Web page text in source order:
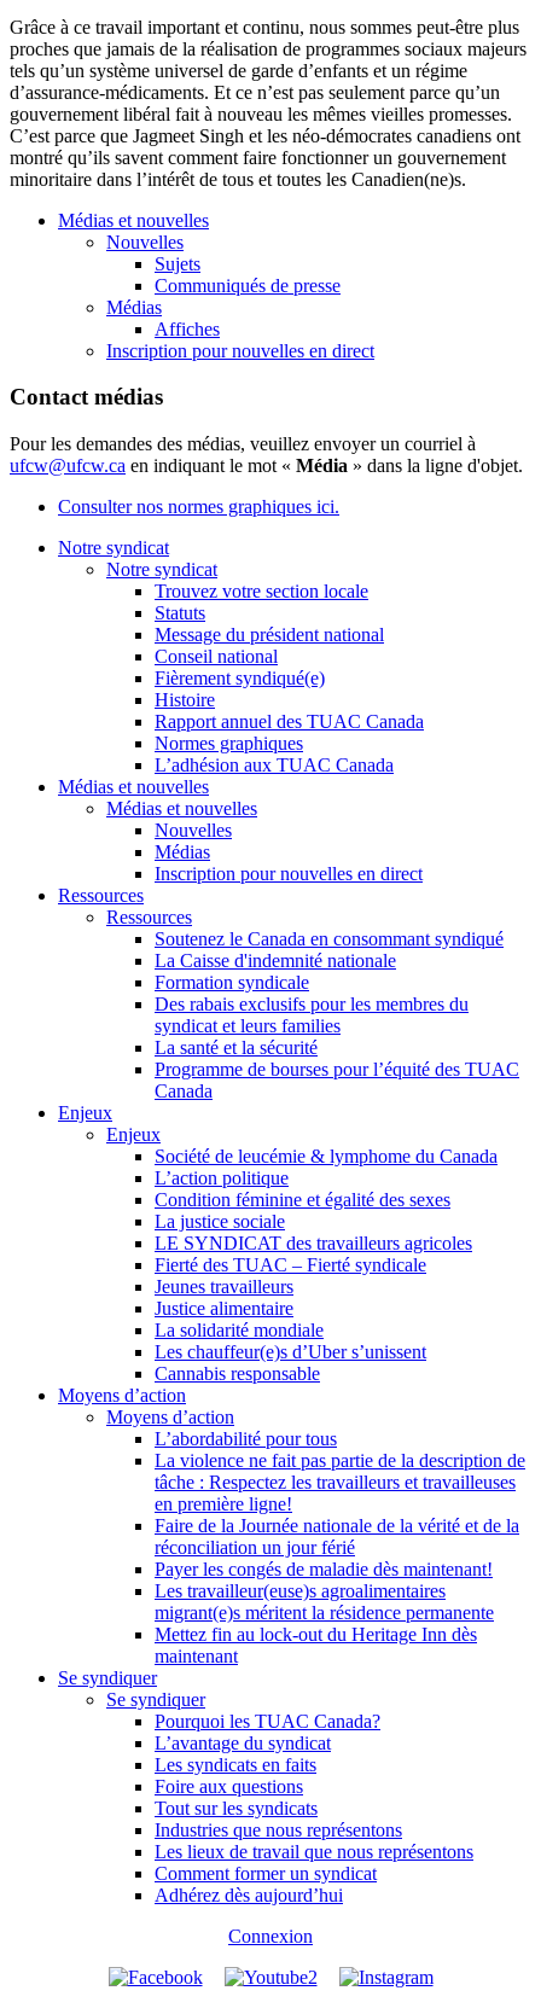
Grâce à ce travail important et continu, nous sommes peut-être plus
proches que jamais de la réalisation de programmes sociaux majeurs
tels qu’un système universel de garde d’enfants et un régime
d’assurance-médicaments. Et ce n’est pas seulement parce qu’un
gouvernement libéral fait à nouveau les mêmes vieilles promesses.
C’est parce que Jagmeet Singh et les néo-démocrates canadiens ont
montré qu’ils savent comment faire fonctionner un gouvernement
minoritaire dans l’intérêt de tous et toutes les Canadien(ne)s.
Médias et nouvelles
Nouvelles
Sujets
Communiqués de presse
Médias
Affiches
Inscription pour nouvelles en direct
Contact médias
Pour les demandes des médias, veuillez envoyer un courriel à
ufcw@ufcw.ca en indiquant le mot « Média » dans la ligne d'objet.
Consulter nos normes graphiques ici.
Notre syndicat
Notre syndicat
Trouvez votre section locale
Statuts
Message du président national
Conseil national
Fièrement syndiqué(e)
Histoire
Rapport annuel des TUAC Canada
Normes graphiques
L’adhésion aux TUAC Canada
Médias et nouvelles
Médias et nouvelles
Nouvelles
Médias
Inscription pour nouvelles en direct
Ressources
Ressources
Soutenez le Canada en consommant syndiqué
La Caisse d'indemnité nationale
Formation syndicale
Des rabais exclusifs pour les membres du
syndicat et leurs families
La santé et la sécurité
Programme de bourses pour l’équité des TUAC
Canada
Enjeux
Enjeux
Société de leucémie & lymphome du Canada
L’action politique
Condition féminine et égalité des sexes
La justice sociale
LE SYNDICAT des travailleurs agricoles
Fierté des TUAC – Fierté syndicale
Jeunes travailleurs
Justice alimentaire
La solidarité mondiale
Les chauffeur(e)s d’Uber s’unissent
Cannabis responsable
Moyens d’action
Moyens d’action
L’abordabilité pour tous
La violence ne fait pas partie de la description de
tâche : Respectez les travailleurs et travailleuses
en première ligne!
Faire de la Journée nationale de la vérité et de la
réconciliation un jour férié
Payer les congés de maladie dès maintenant!
Les travailleur(euse)s agroalimentaires
migrant(e)s méritent la résidence permanente
Mettez fin au lock-out du Heritage Inn dès
maintenant
Se syndiquer
Se syndiquer
Pourquoi les TUAC Canada?
L’avantage du syndicat
Les syndicats en faits
Foire aux questions
Tout sur les syndicats
Industries que nous représentons
Les lieux de travail que nous représentons
Comment former un syndicat
Adhérez dès aujourd’hui
Connexion